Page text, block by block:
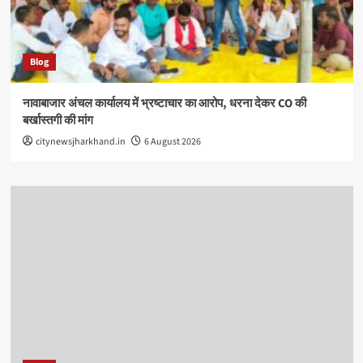
Blog
नावाबाजार अंचल कार्यालय में भ्रष्टाचार का आरोप, धरना देकर CO की
बर्खास्तगी की मांग
citynewsjharkhand.in 6 August 2026